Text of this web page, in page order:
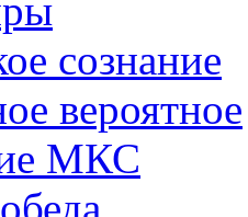
сознание
вероятное
МКС